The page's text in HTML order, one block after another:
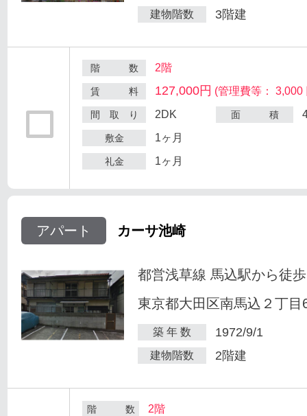
建物階数 3階建
階 数 2階
賃 料 127,000円 (管理費等： 3,000
間 取 り 2DK 面 積
敷金 1ヶ月
礼金 1ヶ月
アパート カーサ池崎
都営浅草線 馬込駅から徒
東京都大田区南馬込２丁目
築 年 数 1972/9/1
建物階数 2階建
階 数 2階